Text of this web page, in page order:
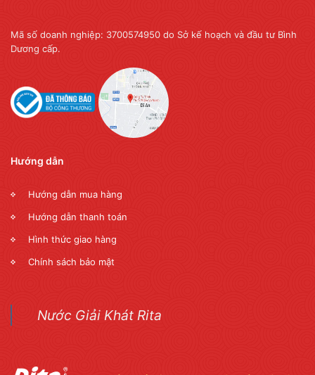
Mã số doanh nghiệp: 3700574950 do Sở kế hoạch và đầu tư Bình
Dương cấp.
Hướng dẫn
Hướng dẫn mua hàng
Hướng dẫn thanh toán
Hình thức giao hàng
Chính sách bảo mật
Nước Giải Khát Rita